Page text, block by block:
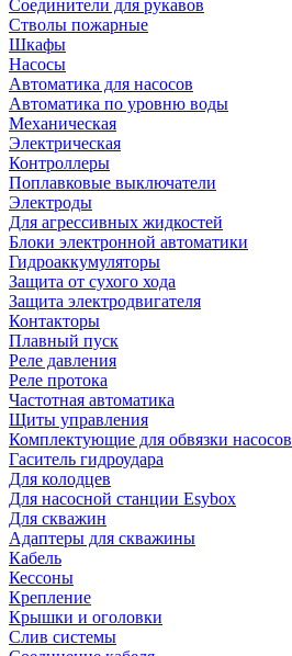
Соединители для рукавов
Стволы пожарные
Шкафы
Насосы
Автоматика для насосов
Автоматика по уровню воды
Механическая
Электрическая
Контроллеры
Поплавковые выключатели
Электроды
Для агрессивных жидкостей
Блоки электронной автоматики
Гидроаккумуляторы
Защита от сухого хода
Защита электродвигателя
Контакторы
Плавный пуск
Реле давления
Реле протока
Частотная автоматика
Щиты управления
Комплектующие для обвязки насосов
Гаситель гидроудара
Для колодцев
Для насосной станции Esybox
Для скважин
Адаптеры для скважины
Кабель
Кессоны
Крепление
Крышки и оголовки
Слив системы